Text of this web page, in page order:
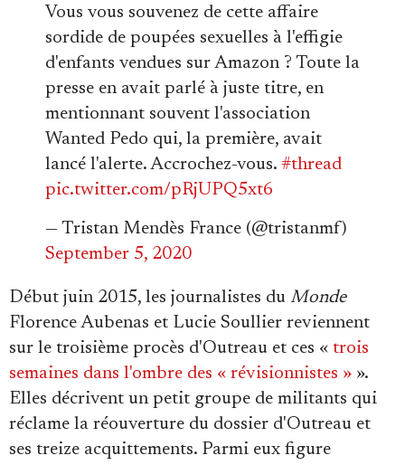
Vous vous souvenez de cette affaire
sordide de poupées sexuelles à l'effigie
d'enfants vendues sur Amazon ? Toute la
presse en avait parlé à juste titre, en
mentionnant souvent l'association
Wanted Pedo qui, la première, avait
lancé l'alerte. Accrochez-vous. #thread
pic.twitter.com/pRjUPQ5xt6
— Tristan Mendès France (@tristanmf)
September 5, 2020
Début juin 2015, les journalistes du Monde
Florence Aubenas et Lucie Soullier reviennent
sur le troisième procès d'Outreau et ces « trois
semaines dans l'ombre des « révisionnistes » ».
Elles décrivent un petit groupe de militants qui
réclame la réouverture du dossier d'Outreau et
ses treize acquittements. Parmi eux figure